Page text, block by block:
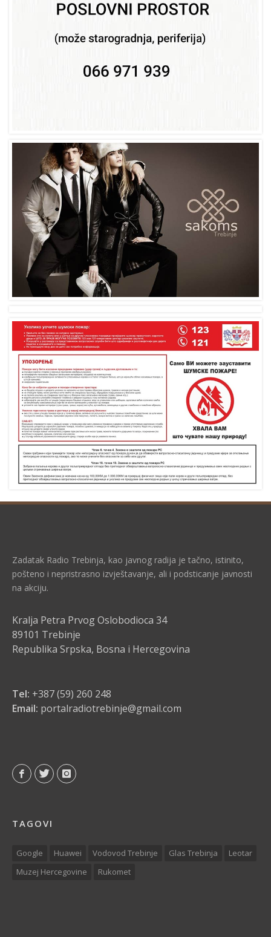
Zadatak Radio Trebinja, kao javnog radija je tačno, istinito,
pošteno i nepristrasno izvještavanje, ali i podsticanje javnosti
na akciju.
Kralja Petra Prvog Oslobodioca 34
89101 Trebinje
Republika Srpska, Bosna i Hercegovina
Tel: +387 (59) 260 248
Email: portalradiotrebinje@gmail.com
TAGOVI
Google Huawei Vodovod Trebinje Glas Trebinja
Leotar
Muzej Hercegovine
Rukomet